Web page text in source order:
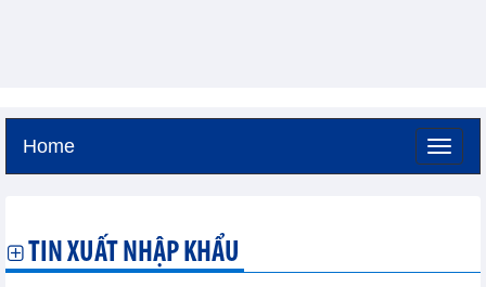
Home
TIN XUẤT NHẬP KHẨU